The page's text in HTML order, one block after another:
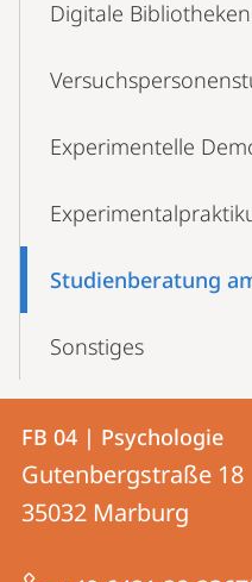
Digitale Bibliotheken
Experimentelle
Studienberatung
Sonstiges
Kontakt
und
Informationen
zur
FB
04
|
FB 04 | Psychologie
Gutenbergstraße 18
35032 Marburg